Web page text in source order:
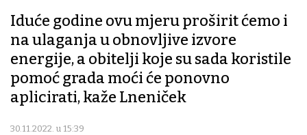
Iduće godine ovu mjeru proširit ćemo i
na ulaganja u obnovljive izvore
energije, a obitelji koje su sada koristile
pomoć grada moći će ponovno
aplicirati, kaže Lneniček
30.11.2022. u 15:39